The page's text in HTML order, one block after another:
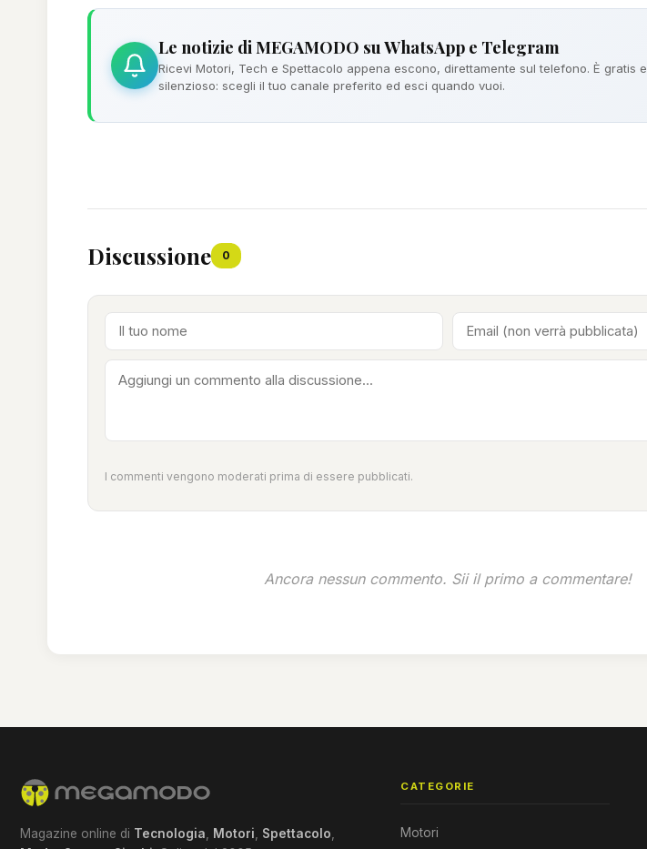
Le notizie di MEGAMODO su WhatsApp e Telegram
Ricevi Motori, Tech e Spettacolo appena escono, direttamente sul telefono. È gratis e
silenzioso: scegli il tuo canale preferito ed esci quando vuoi.
Discussione 0
I commenti vengono moderati prima di essere pubblicati.
Ancora nessun commento. Sii il primo a commentare!
Magazine online di Tecnologia Motori Spettacolo
CATEGORIE
Motori